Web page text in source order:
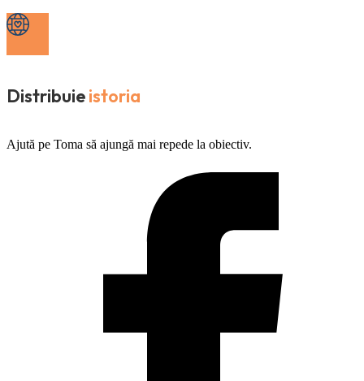
Distribuieistoria
Ajută pe Toma să ajungă mai repede la obiectiv.